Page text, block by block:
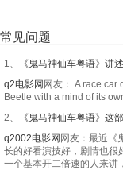
常见问题
1、
《鬼马神仙车粤语》讲
q2电影网网友： A race car
Beetle with a mind of its
2、
《鬼马神仙车粤语》这
q2002电影网网友：最近《
长的好看演技好，剧情也很
一个基本开二倍速的人来讲